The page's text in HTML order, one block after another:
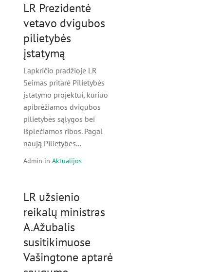
LR Prezidentė
vetavo dvigubos
pilietybės
įstatymą
Lapkričio pradžioje LR
Seimas pritarė Pilietybės
įstatymo projektui, kuriuo
apibrėžiamos dvigubos
pilietybės sąlygos bei
išplečiamos ribos. Pagal
naują Pilietybės...
Admin in Aktualijos
LR užsienio
reikalų ministras
A.Ažubalis
susitikimuose
Vašingtone aptarė